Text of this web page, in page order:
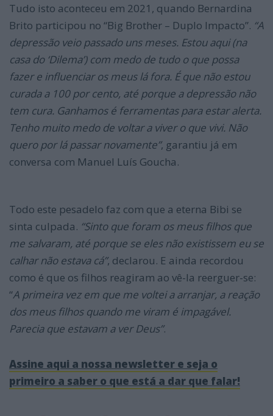
Tudo isto aconteceu em 2021, quando Bernardina
Brito participou no “Big Brother – Duplo Impacto”. “A
depressão veio passado unsmeses. Estou aqui (na
casa do ‘Dilema’) com medo de tudo o que possa
fazer e influenciar os meus lá fora. É que não estou
curada a 100 por cento, até porque a depressão não
tem cura. Ganhamos é ferramentas para estar alerta.
Tenho muito medo de voltar a viver o que vivi. Não
quero por lá passar novamente”, garantiu já em
conversa com Manuel Luís Goucha.
Todo este pesadelo faz com que a eterna Bibi se
sinta culpada. “Sinto que foram os meus filhos que
me salvaram, até porque se eles não existissem eu se
calhar não estava cá”, declarou. E ainda recordou
como é que os filhos reagiram ao vê-la reerguer-se:
“A primeira vez em que me voltei a arranjar, a reação
dos meus filhos quando me viram é impagável.
Parecia que estavam a ver Deus”.
Assine aqui a nossa newsletter e seja o
primeiro a saber o que está a dar que falar!